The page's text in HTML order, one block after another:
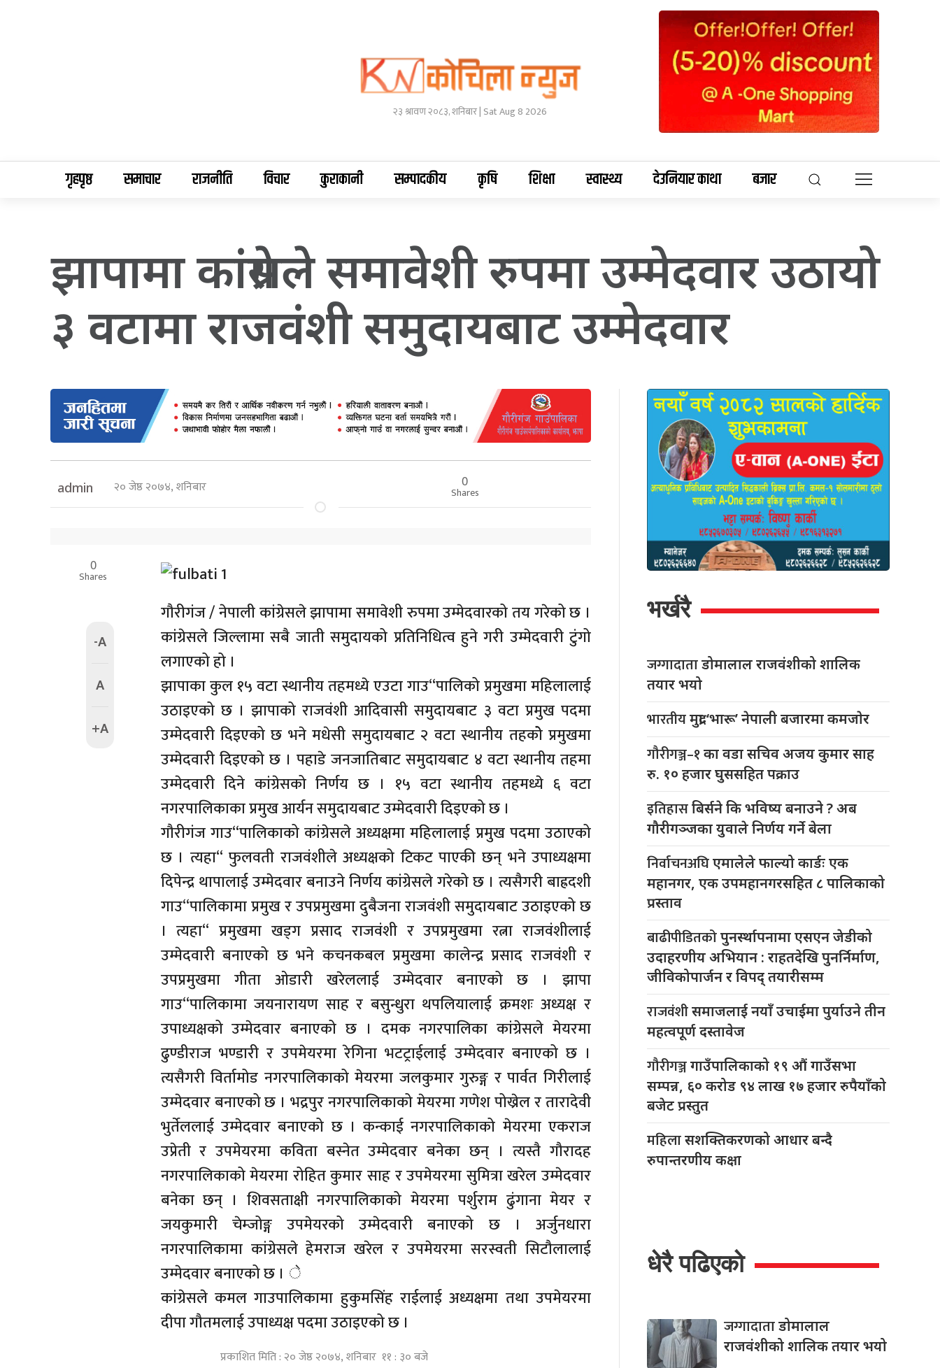
२३ श्रावण २०८३, शनिबार | Sat Aug 8 2026
गृहपृष्ठ समाचार राजनीति विचार कुराकानी सम्पादकीय कृषि शिक्षा स्वास्थ्य देउनियार काथा बजार
झापामा कांग्रेसले समावेशी रुपमा उम्मेदवार उठायो
३ वटामा राजवंशी समुदायबाट उम्मेदवार
admin २० जेष्ठ २०७४, शनिबार 0
Shares
0
Shares
-A
A
+A
गौरीगंज / नेपाली कांग्रेसले झापामा समावेशी रुपमा उम्मेदवारको तय गरेको छ ।
कांग्रेसले जिल्लामा सबै जाती समुदायको प्रतिनिधित्व हुने गरी उम्मेदवारी टुंगो
लगाएको हो ।
झापाका कुल १५ वटा स्थानीय तहमध्ये एउटा गाउ“पालिको प्रमुखमा महिलालाई
उठाइएको छ । झापाको राजवंशी आदिवासी समुदायबाट ३ वटा प्रमुख पदमा
उम्मेदवारी दिइएको छ भने मधेसी समुदायबाट २ वटा स्थानीय तहकोे प्रमुखमा
उम्मेदवारी दिइएको छ । पहाडे जनजातिबाट समुदायबाट ४ वटा स्थानीय तहमा
उम्मेदवारी दिने कांग्रेसको निर्णय छ । १५ वटा स्थानीय तहमध्ये ६ वटा
नगरपालिकाका प्रमुख आर्यन समुदायबाट उम्मेदवारी दिइएको छ ।
गौरीगंज गाउ“पालिकाको कांग्रेसले अध्यक्षमा महिलालाई प्रमुख पदमा उठाएको
छ । त्यहा“ फुलवती राजवंशीले अध्यक्षको टिकट पाएकी छन् भने उपाध्यक्षमा
दिपेन्द्र थापालाई उम्मेदवार बनाउने निर्णय कांग्रेसले गरेको छ । त्यसैगरी बाह्रदशी
गाउ“पालिकामा प्रमुख र उपप्रमुखमा दुबैजना राजवंशी समुदायबाट उठाइएको छ
। त्यहा“ प्रमुखमा खड्ग प्रसाद राजवंशी र उपप्रमुखमा रत्ना राजवंशीलाई
उम्मेदवारी बनाएको छ भने कचनकबल प्रमुखमा कालेन्द्र प्रसाद राजवंशी र
उपप्रमुखमा गीता ओडारी खरेललाई उम्मेदवार बनाएको छ । झापा
गाउ“पालिकामा जयनारायण साह र बसुन्धुरा थपलियालाई क्रमशः अध्यक्ष र
उपाध्यक्षको उम्मेदवार बनाएको छ । दमक नगरपालिका कांग्रेसले मेयरमा
ढुण्डीराज भण्डारी र उपमेयरमा रेगिना भटट्राईलाई उम्मेदवार बनाएको छ ।
त्यसैगरी विर्तामोड नगरपालिकाको मेयरमा जलकुमार गुरुङ्ग र पार्वत गिरीलाई
उम्मेदवार बनाएको छ । भद्रपुर नगरपालिकाको मेयरमा गणेश पोख्रेल र तारादेवी
भुर्तेललाई उम्मेदवार बनाएको छ । कन्काई नगरपालिकाको मेयरमा एकराज
उप्रेती र उपमेयरमा कविता बस्नेत उम्मेदवार बनेका छन् । त्यस्तै गौरादह
नगरपालिकाको मेयरमा रोहित कुमार साह र उपमेयरमा सुमित्रा खरेल उम्मेदवार
बनेका छन् । शिवसताक्षी नगरपालिकाको मेयरमा पर्शुराम ढुंगाना मेयर र
जयकुमारी चेम्जोङ्ग उपमेयरको उम्मेदवारी बनाएको छ । अर्जुनधारा
नगरपालिकामा कांग्रेसले हेमराज खरेल र उपमेयरमा सरस्वती सिटौलालाई
उम्मेदवार बनाएको छ । े
कांग्रेसले कमल गाउपालिकामा हुकुमसिंह राईलाई अध्यक्षमा तथा उपमेयरमा
दीपा गौतमलाई उपाध्यक्ष पदमा उठाइएको छ ।
प्रकाशित मिति : २० जेष्ठ २०७४, शनिबार ११ : ३० बजे
भर्खरै
जग्गादाताडोमालाल राजवंशीको शालिक
तयार भयो
भारतीयमुद्रा ‘भारू’ नेपाली बजारमा कमजाेर
गौरीगञ्ज–१का वडा सचिव अजय कुमार साह
रु. १० हजार घुससहित पक्राउ
इतिहासबिर्सने कि भविष्य बनाउने ? अब
गौरीगञ्जका युवाले निर्णय गर्ने बेला
निर्वाचनअघिएमालेले फाल्यो कार्डः एक
महानगर, एक उपमहानगरसहित ८ पालिकाको
प्रस्ताव
बाढीपीडितकोपुनर्स्थापनामा एसएन जेडीको
उदाहरणीय अभियान : राहतदेखि पुनर्निर्माण,
जीविकोपार्जन र विपद् तयारीसम्म
राजवंशीसमाजलाई नयाँ उचाईमा पुर्याउने तीन
महत्वपूर्ण दस्तावेज
गौरीगञ्जगाउँपालिकाको १९ औं गाउँसभा
सम्पन्न, ६० करोड ९४ लाख १७ हजार रुपैयाँको
बजेट प्रस्तुत
महिलासशक्तिकरणको आधार बन्दै
रुपान्तरणीय कक्षा
धेरै पढिएको
जग्गादाताडोमालाल
राजवंशीको शालिक तयार भयो